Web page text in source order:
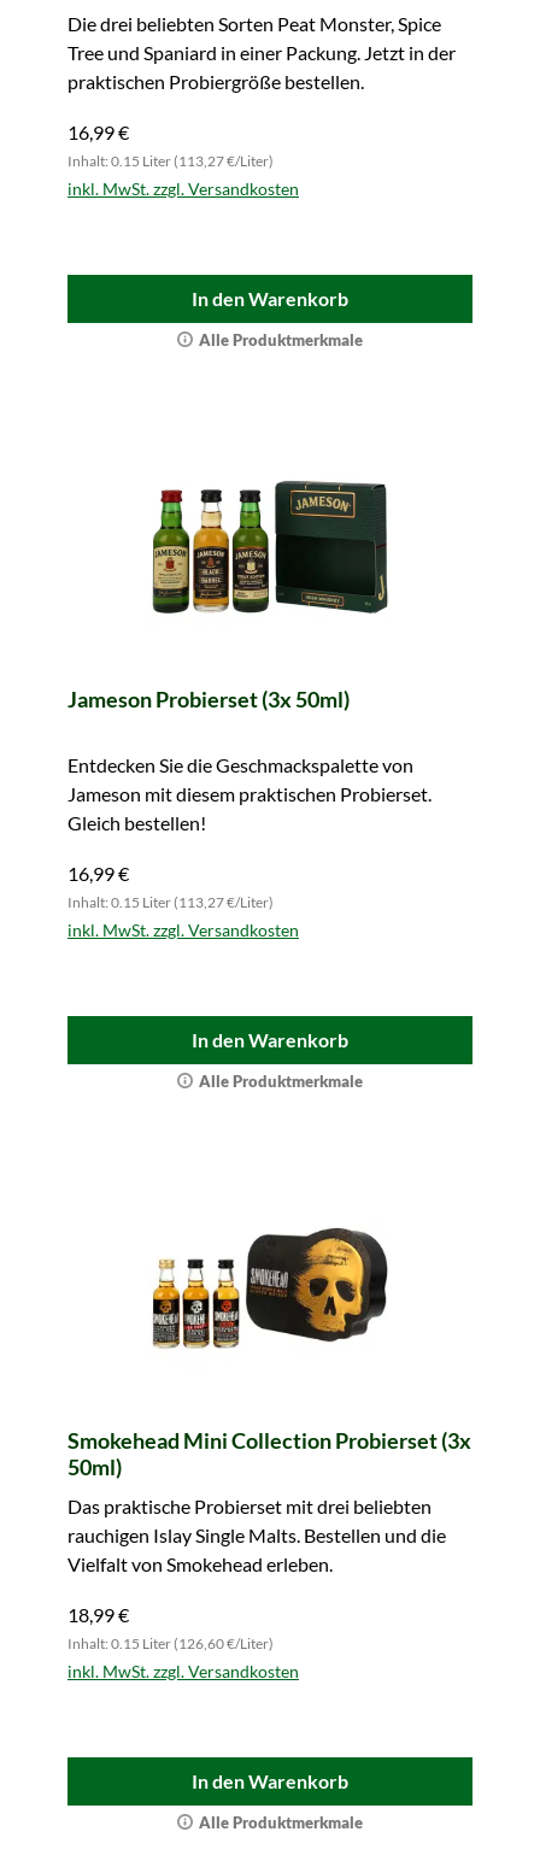
Die drei beliebten Sorten Peat Monster, Spice
Tree und Spaniard in einer Packung. Jetzt in der
praktischen Probiergröße bestellen.
16,99 €
Inhalt: 0.15 Liter (113,27 €/Liter)
inkl. MwSt. zzgl. Versandkosten
In den Warenkorb
Alle Produktmerkmale
Jameson Probierset (3x 50ml)
Entdecken Sie die Geschmackspalette von
Jameson mit diesem praktischen Probierset.
Gleich bestellen!
16,99 €
Inhalt: 0.15 Liter (113,27 €/Liter)
inkl. MwSt. zzgl. Versandkosten
In den Warenkorb
Alle Produktmerkmale
Smokehead Mini Collection Probierset (3x
50ml)
Das praktische Probierset mit drei beliebten
rauchigen Islay Single Malts. Bestellen und die
Vielfalt von Smokehead erleben.
18,99 €
Inhalt: 0.15 Liter (126,60 €/Liter)
inkl. MwSt. zzgl. Versandkosten
In den Warenkorb
Alle Produktmerkmale